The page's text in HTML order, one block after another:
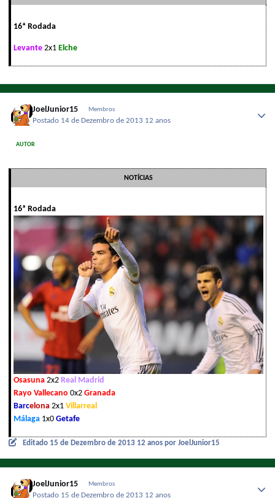
16ª Rodada
Levante 2x1 Elche
JoelJunior15 Membros
Postado 14 de Dezembro de 2013 12 anos
AUTOR
NOTÍCIAS
16ª Rodada
Osasuna 2x2 Real Madrid
Rayo Vallecano 0x2 Granada
Barcelona 2x1 Villarreal
Málaga 1x0 Getafe
Editado 15 de Dezembro de 2013 12 anos por JoelJunior15
JoelJunior15 Membros
Postado 15 de Dezembro de 2013 12 anos